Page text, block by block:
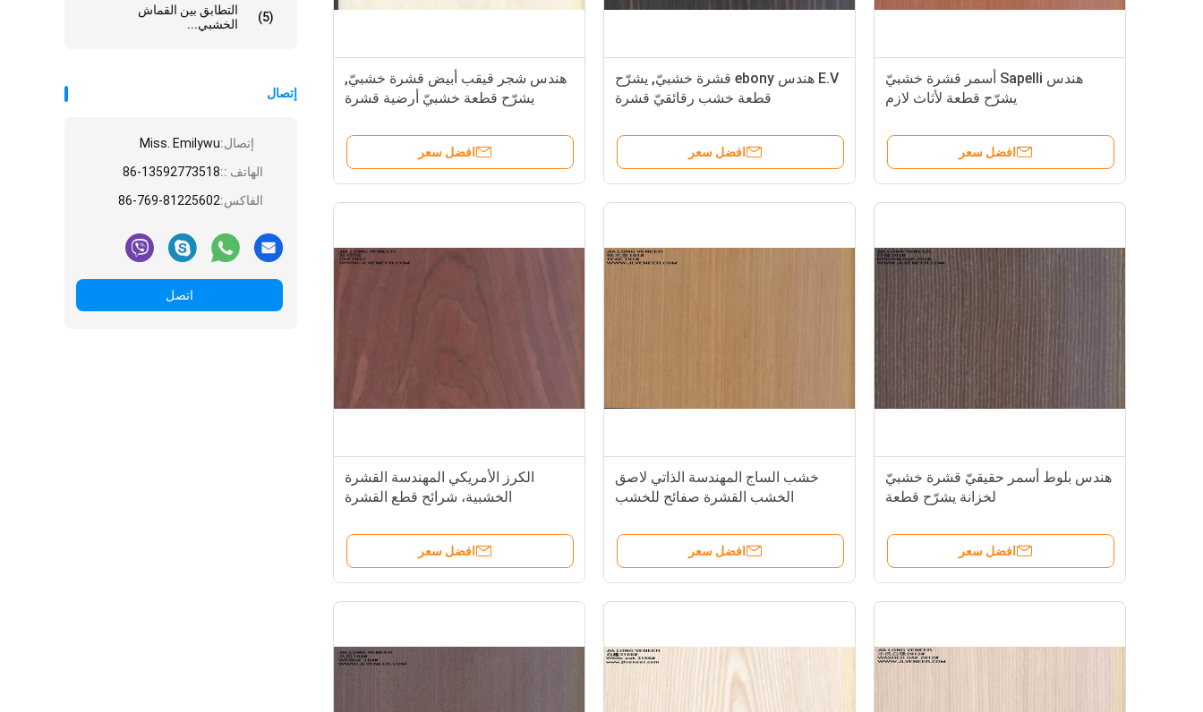
التطابق بين القماش
الخشبي...
(5)
إتصال
إتصال:Miss. Emilywu
الهاتف ::86-13592773518
الفاكس:86-769-81225602
اتصل
هندس شجر قيقب أبيض قشرة خشبيّ,
يشرّح قطعة خشبيّ أرضية قشرة
افضل سعر
E.V هندس ebony قشرة خشبيّ, يشرّح
قطعة خشب رقائقيّ قشرة
افضل سعر
هندس Sapelli أسمر قشرة خشبيّ
يشرّح قطعة لأثاث لازم
افضل سعر
الكرز الأمريكي المهندسة القشرة
الخشبية، شرائح قطع القشرة
افضل سعر
خشب الساج المهندسة الذاتي لاصق
الخشب القشرة صفائح للخشب
افضل سعر
هندس بلوط أسمر حقيقيّ قشرة خشبيّ
لخزانة يشرّح قطعة
افضل سعر